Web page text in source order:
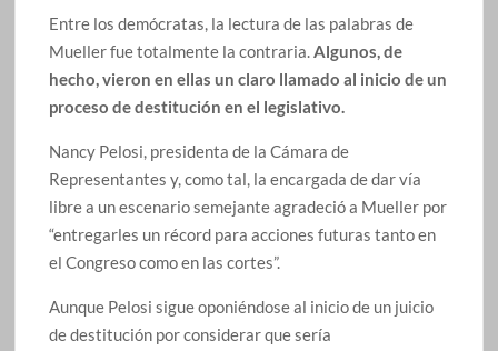
Entre los demócratas, la lectura de las palabras de
Mueller fue totalmente la contraria.Algunos, de
hecho, vieron en ellas un claro llamado al inicio de un
proceso de destitución en el legislativo.
Nancy Pelosi, presidenta de la Cámara de
Representantes y, como tal, la encargada de dar vía
libre a un escenario semejante agradeció a Mueller por
“entregarles un récord para acciones futuras tanto en
el Congreso como en las cortes”.
Aunque Pelosi sigue oponiéndose al inicio de un juicio
de destitución por considerar que sería